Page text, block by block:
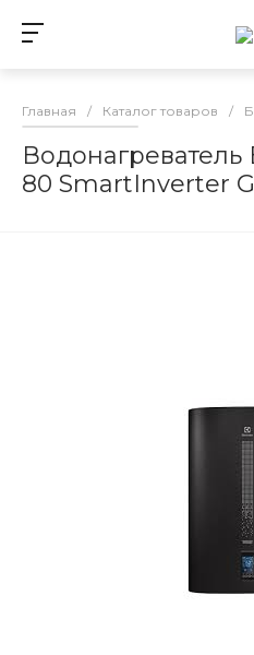
Главная / Каталог товаров /
80 SmartInverter